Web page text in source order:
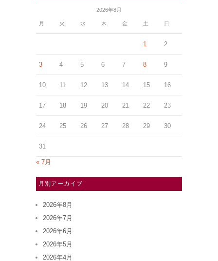
2026年8月
月 火 水 木 金 土 日
1 2
3 4 5 6 7 8 9
10 11 12 13 14 15 16
17 18 19 20 21 22 23
24 25 26 27 28 29 30
31
« 7月
月別アーカイブ
2026年8月
2026年7月
2026年6月
2026年5月
2026年4月